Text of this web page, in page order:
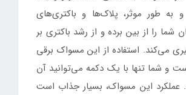
به طور موثر، پلاک‌ها و باکتری‌های
شما را از بین برده و از رشد باکتری بر
می‌کند. استفاده از این مسواک برقی
بسیار آسان است و شما تنها با یک دکمه می‌‎توانید آن
عملکرد این مسواک، بسیار جذاب است